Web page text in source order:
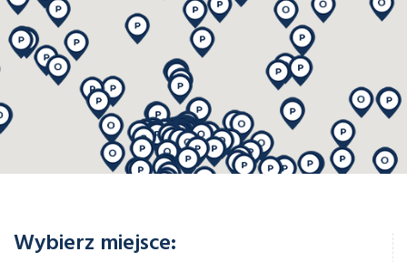
Wybierz miejsce: